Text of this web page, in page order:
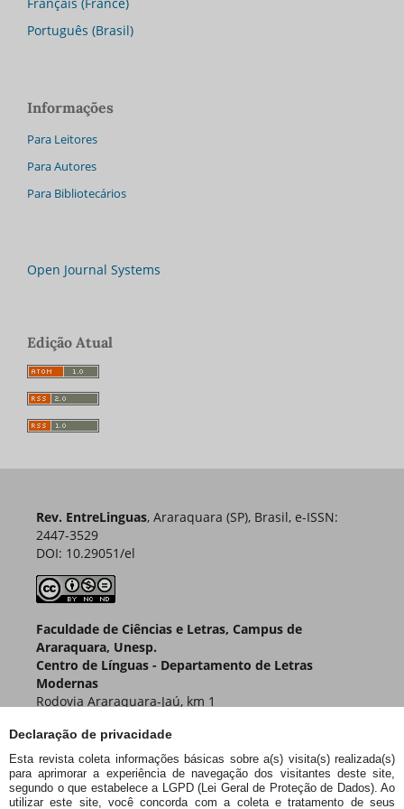
Declaração de privacidade
Esta revista coleta informações básicas sobre a(s) visita(s) realizada(s)
para aprimorar a experiência de navegação dos visitantes deste site,
segundo o que estabelece a LGPD (Lei Geral de Proteção de Dados). Ao
utilizar este site, você concorda com a coleta e tratamento de seus
Português (Brasil)
Informações
Para Leitores
Para Autores
Para Bibliotecários
Open Journal Systems
Edição Atual
Rev. EntreLinguas, Araraquara (SP), Brasil, e-ISSN:
2447-3529
DOI: 10.29051/el
Faculdade de Ciências e Letras, Campus de
Araraquara, Unesp.
Centro de Línguas - Departamento de Letras
Modernas
Rodovia Araraquara-Jaú, km 1
Araraquara – SP – Brasil